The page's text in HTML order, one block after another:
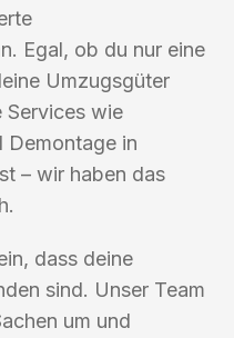
Egal, ob du nur eine
Umzugsgüter
Services wie
Demontage in
– wir haben das
dass deine
sind. Unser Team
um und